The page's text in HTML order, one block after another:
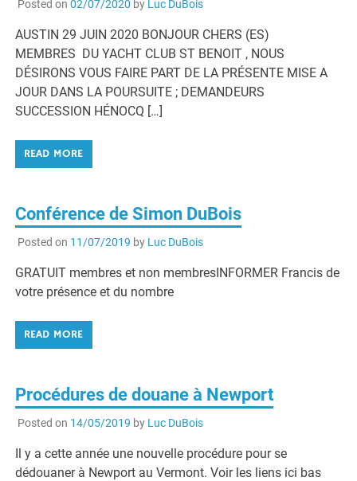
Posted on 02/07/2020 by Luc DuBois
AUSTIN 29 JUIN 2020 BONJOUR CHERS (ES)
MEMBRES DU YACHT CLUB ST BENOIT , NOUS
DÉSIRONS VOUS FAIRE PART DE LA PRÉSENTE MISE A
JOUR DANS LA POURSUITE ; DEMANDEURS
SUCCESSION HÉNOCQ […]
READ MORE
Conférence de Simon DuBois
Posted on 11/07/2019 by Luc DuBois
GRATUIT membres et non membresINFORMER Francis de
votre présence et du nombre
READ MORE
Procédures de douane à Newport
Posted on 14/05/2019 by Luc DuBois
Il y a cette année une nouvelle procédure pour se
dédouaner à Newport au Vermont. Voir les liens ici bas